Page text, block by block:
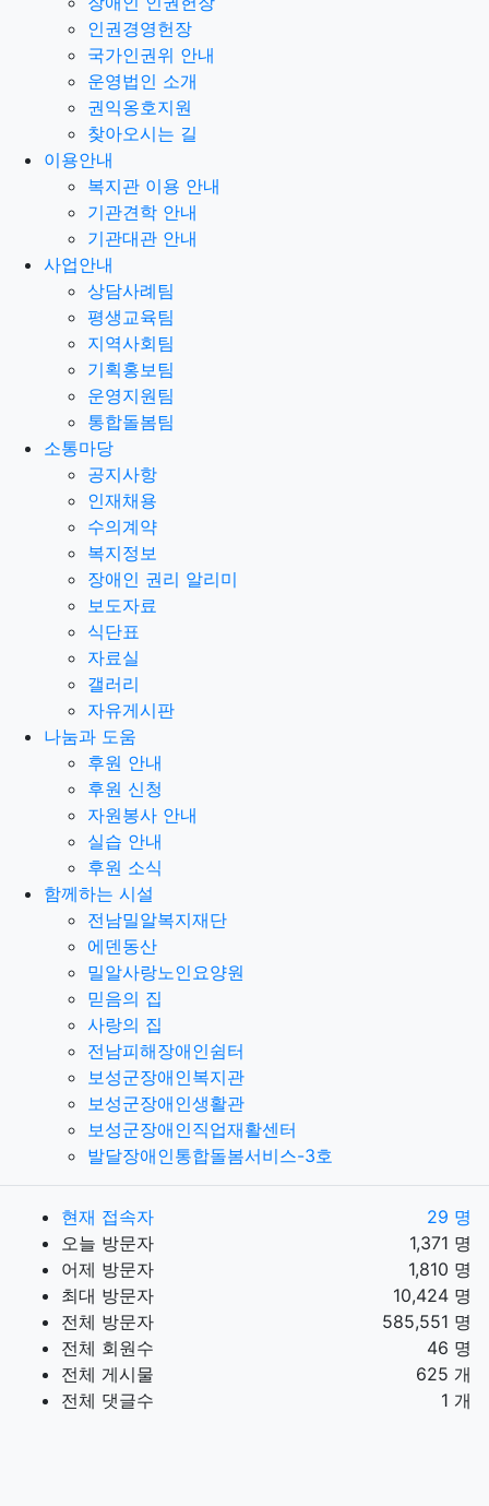
인권경영헌장
국가인권위 안내
운영법인 소개
권익옹호지원
찾아오시는 길
이용안내
복지관 이용 안내
기관견학 안내
기관대관 안내
사업안내
상담사례팀
평생교육팀
지역사회팀
기획홍보팀
운영지원팀
통합돌봄팀
소통마당
공지사항
인재채용
수의계약
복지정보
장애인 권리 알리미
보도자료
식단표
자료실
갤러리
자유게시판
나눔과 도움
후원 안내
후원 신청
자원봉사 안내
실습 안내
후원 소식
함께하는 시설
전남밀알복지재단
에덴동산
밀알사랑노인요양원
믿음의 집
사랑의 집
전남피해장애인쉼터
보성군장애인복지관
보성군장애인생활관
보성군장애인직업재활센터
발달장애인통합돌봄서비스-3호
현재 접속자
29 명
오늘 방문자
1,371 명
어제 방문자
1,810 명
최대 방문자
10,424 명
전체 방문자
585,551 명
전체 회원수
46 명
전체 게시물
625 개
전체 댓글수
1 개